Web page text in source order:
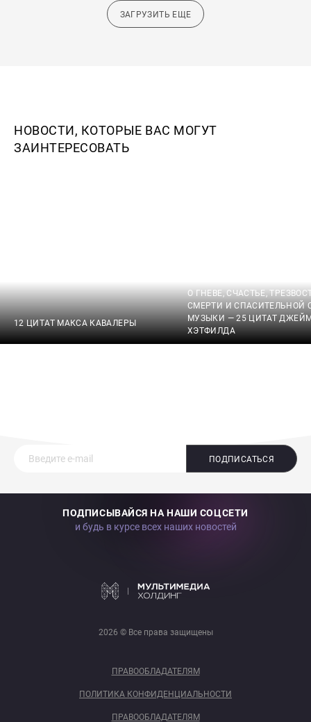
ЗАГРУЗИТЬ ЕЩЕ
НОВОСТИ, КОТОРЫЕ ВАС МОГУТ
ЗАИНТЕРЕСОВАТЬ
12 ЦИТАТ МАКСА КАВАЛЕРЫ
О ГНЕВЕ, СЧАСТЬЕ,
СМЕРТИ И СПАСИТЕЛЬНОЙ
МУЗЫКИ — 25 ЦИТАТ
ХЭТФИЛДА
ПОДПИСАТЬСЯ
ПОДПИСЫВАЙСЯ НА НАШИ СОЦСЕТИ
и будь в курсе всех наших новостей
2026 © Все права защищены
ПРАВООБЛАДАТЕЛЯМ
ПОЛИТИКА КОНФИДЕНЦИАЛЬНОСТИ
ПРАВООБЛАДАТЕЛЯМ